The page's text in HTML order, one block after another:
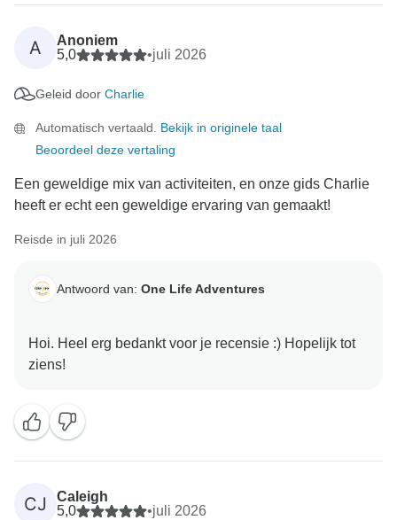
was. We vinden het geweldig dat de dagen in de
bergen ook zo’n aangename verrassing bleken te zijn
zwaarder maakte, maar we zijn heel blij dat de
bezorgd. Hopelijk mogen we je de volgende keer in
een ander seizoen weer verwelkomen, zodat je op
een heel nieuwe manier van Japan kunt genieten (en
misschien ook met nog een paar extra reisgenoten!).
Nogmaals bedankt dat je deel uitmaakt van de One
A
Anoniem
5,0
•juli 2026
Geleid door Charlie
Automatisch vertaald. Bekijk in originele taal
Beoordeel deze vertaling
Een geweldige mix van activiteiten, en onze gids Charlie
heeft er echt een geweldige ervaring van gemaakt!
Reisde in juli 2026
Antwoord van: One Life Adventures
Hoi. Heel erg bedankt voor je recensie :) Hopelijk tot
CJ
Caleigh
5,0
•juli 2026